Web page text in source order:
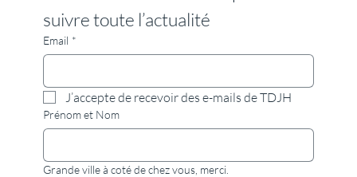
suivre toute l’actualité
Email *
J’accepte de recevoir des e-mails de TDJH
Prénom et Nom
Grande ville à coté de chez vous, merci.